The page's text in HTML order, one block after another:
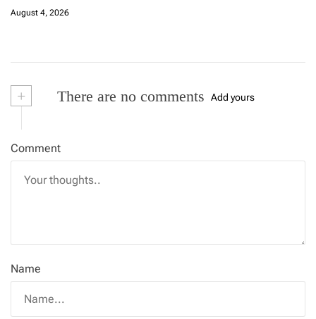
August 4, 2026
+ There are no comments Add yours
Comment
Name